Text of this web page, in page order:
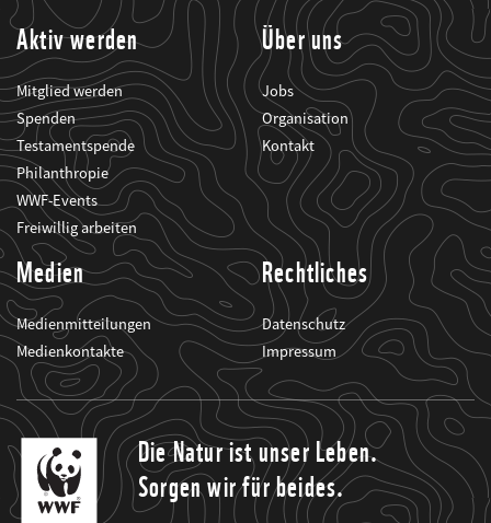
Aktiv werden
Mitglied werden
Spenden
Testamentspende
Philanthropie
WWF-Events
Freiwillig arbeiten
Über uns
Jobs
Organisation
Kontakt
Medien
Medienmitteilungen
Medienkontakte
Rechtliches
Datenschutz
Impressum
Die Natur ist unser Leben.
Sorgen wir für beides.